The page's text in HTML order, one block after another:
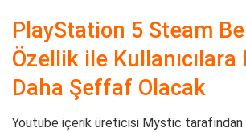
PlayStation 5 Steam
Özellik ile Kullanıcılara
Daha Şeffaf Olacak
Youtube içerik üreticisi Mystic tarafından